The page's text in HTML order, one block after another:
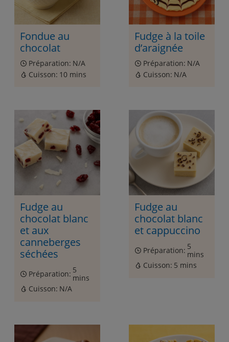
Fondue au
chocolat
Préparation: N/A
Cuisson: 10 mins
Fudge à la toile
d’araignée
Préparation: N/A
Cuisson: N/A
Fudge au
chocolat blanc
et aux
canneberges
séchées
Préparation: 5
mins
Cuisson: N/A
Fudge au
chocolat blanc
et cappuccino
Préparation: 5
mins
Cuisson: 5 mins